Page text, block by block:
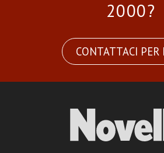
2000?
CONTATTACI PER